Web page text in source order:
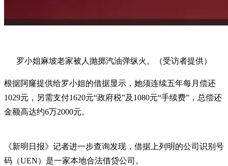
罗小姐麻坡老家被人抛掷汽油弹纵火。（受访者提供）
根据阿窿提供给罗小姐的借据显示，她须连续五年每月偿还
1029元，另需支付1620元“政府税”及1080元“手续费”，总偿还
金额高达约6万2000元。
《新明日报》记者进一步查询发现，借据上列明的公司识别号
码（UEN）是一家本地合法借贷公司。